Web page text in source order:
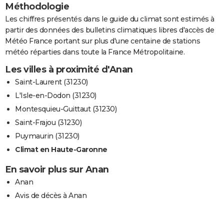
Méthodologie
Les chiffres présentés dans le guide du climat sont estimés à
partir des données des bulletins climatiques libres d'accès de
Météo France portant sur plus d'une centaine de stations
météo réparties dans toute la France Métropolitaine.
Les villes à proximité d'Anan
Saint-Laurent (31230)
L'Isle-en-Dodon (31230)
Montesquieu-Guittaut (31230)
Saint-Frajou (31230)
Puymaurin (31230)
Climat en Haute-Garonne
En savoir plus sur Anan
Anan
Avis de décès à Anan